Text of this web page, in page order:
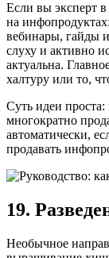
Если вы эксперт в
на
вебинары, гайды
слуху и активно
актуальна.
халтуру или то,
Суть идеи проста:
многократно
автоматически,
продавать
19.
Необычное